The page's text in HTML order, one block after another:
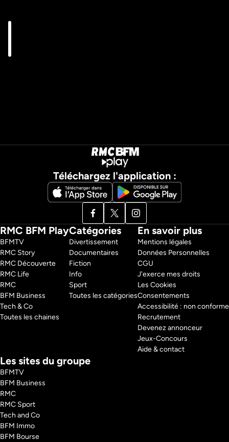
Téléchargez l'application :
RMC BFM Play
BFMTV
RMC Story
RMC Découverte
RMC Life
RMC
BFM Business
Tech & Co
Toutes les chaines
Catégories
Divertissement
Documentaires
Fiction
Info
Sport
Toutes les catégories
En savoir plus
Mentions légales
Données Personnelles
CGU
J'exerce mes droits
Les Cookies
Consentements
Accessibilité : non conforme
Recrutement
Devenez annonceur
Jeux-Concours
Aide & contact
Les sites du groupe
BFMTV
BFM Business
RMC
RMC Sport
Tech and Co
BFM Immo
BFM Bourse